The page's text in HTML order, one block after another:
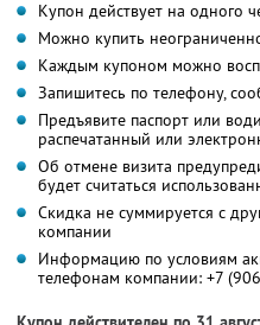
Купон действует на одного
Можно купить
Каждым купоном можно
Запишитесь по телефону,
Предъявите паспорт или
распечатанный или
Об отмене визита
будет считаться
Скидка не суммируется с
компании
Информацию по условиям
телефонам компании: +7